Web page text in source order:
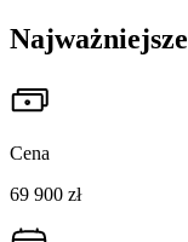
Najważniejsze
Cena
69 900 zł